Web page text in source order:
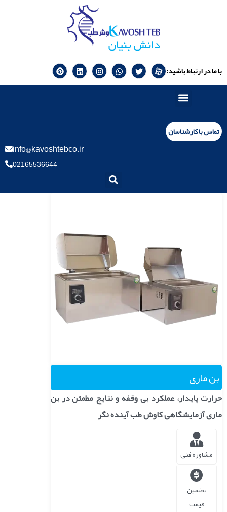
با ما در ارتباط باشید:
تماس با کارشناسان
info@kavoshtebco.ir
02165536644
بن ماری
حرارت پایدار، عملکرد بی وقفه و نتایج مطمئن در بن
ماری آزمایشگاهی کاوش طب آینده نگر
مشاوره فنی
تضمین
قیمت